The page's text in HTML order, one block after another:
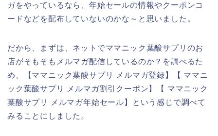
ガをやっているなら、年始セールの情報やクーポンコ
ードなどを配布していないのかな～と思いました。
だから、まずは、ネットでママニック葉酸サプリのお
店がそもそもメルマガ配信しているのか？を調べるた
め、【ママニック葉酸サプリ メルマガ登録】【 ママニ
ック葉酸サプリ メルマガ割引クーポン】【 ママニック
葉酸サプリ メルマガ年始セール】という感じで調べて
みることにしました。